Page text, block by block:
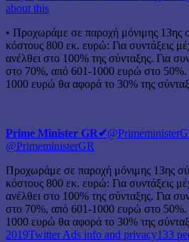
about this
• Προχωράμε σε παροχή μόνιμης 13ης
κόστους 800 εκ. ευρώ: Για συντάξεις
ανέλθει στο 100% της σύνταξης. Για
στο 70%, από 601-1000 ευρώ στο 50%.
1000 ευρώ θα αφορά το 30% της
Prime Minister GR ✔
@PrimeministerGR
Προχωράμε σε παροχή μόνιμης 13ης
κόστους 800 εκ. ευρώ: Για συντάξεις
ανέλθει στο 100% της σύνταξης. Για
στο 70%, από 601-1000 ευρώ στο 50%.
1000 ευρώ θα αφορά το 30% της
2019Twitter Ads info and privacy133